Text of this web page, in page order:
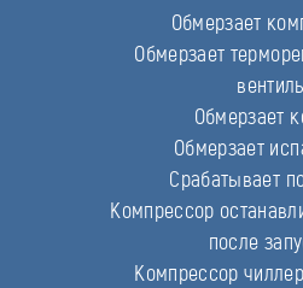
Обмерзает
Обмерзает
вентиль
Обмерзает
Обмерзает
Срабатывает
Компрессор
после
Компрессор